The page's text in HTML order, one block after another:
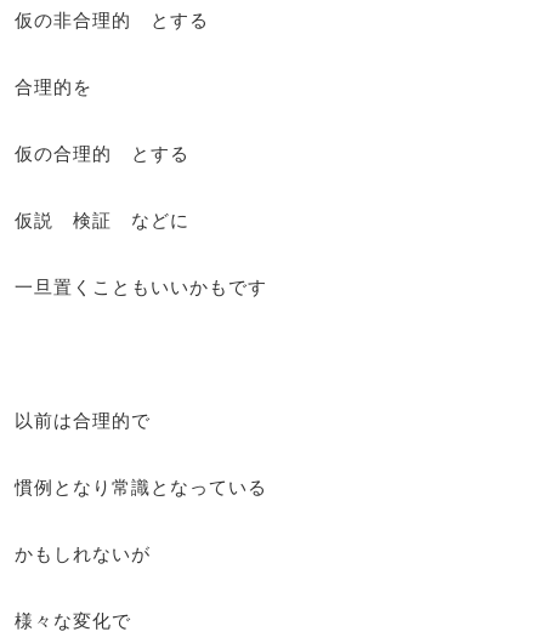
仮の非合理的 とする
合理的を
仮の合理的 とする
仮説 検証 などに
一旦置くこともいいかもです
以前は合理的で
慣例となり常識となっている
かもしれないが
様々な変化で